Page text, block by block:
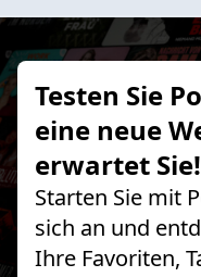
Testen Sie
eine neue
erwartet
Starten Sie mit
sich an und
Ihre Favoriten,